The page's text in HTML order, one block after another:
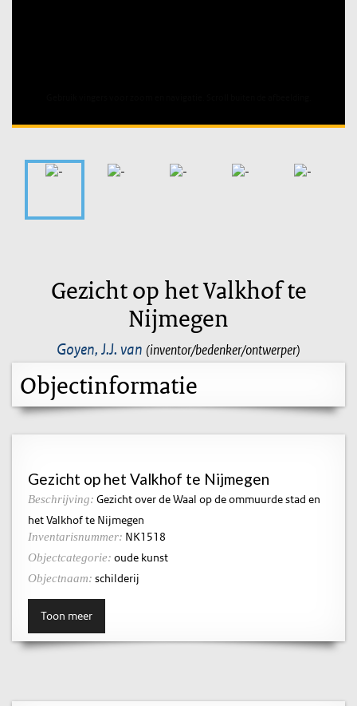
Gezicht op het Valkhof te
Nijmegen
Goyen, J.J. van (inventor/bedenker/ontwerper)
Objectinformatie
Gezicht op het Valkhof te Nijmegen
Beschrijving: Gezicht over de Waal op de ommuurde stad en
het Valkhof te Nijmegen
Inventarisnummer: NK1518
Objectcategorie: oude kunst
Objectnaam: schilderij
Toon meer